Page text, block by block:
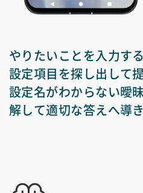
やりたいことを入力す
設定項目を探し出して
設定名がわからない曖
解して適切な答えへ導き